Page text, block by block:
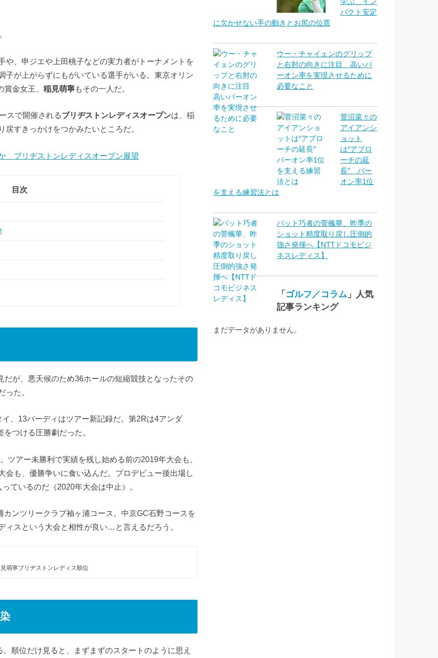
や、申ジエや上田桃子などの実力者がトーナメントを
子が上がらずにもがいている選手がいる。東京オリン
金女王、 稲見萌寧もその一人だ。
スで開催されるブリヂストンレディスオープンは、稲
すきっかけをつかみたいところだ。
ブリヂストンレディスオープン展望
目次
が、悪天候のため36ホールの短縮競技となったその
った。
、13バーディはツアー新記録だ。第2Rは4アンダ
つける圧勝劇だった。
ツアー未勝利で実績を残し始める前の2019年大会も、
会も、優勝争いに食い込んだ。プロデビュー後出場し
ているのだ（2020年大会は中止）。
ンツリークラブ袖ヶ浦コース。中京GC石野コースを
ィスという大会と相性が良い…と言えるだろう。
萌寧ブリヂストンレディス順位
順位だけ見ると、まずまずのスタートのように思え
パクト安定
に欠かせない手の動きとお尻の位置
ウー・チャイェンのグリップ
と右肘の向きに注目 高いパ
ーオン率を実現させるために
必要なこと
菅沼菜々の
アイアンシ
ョット
は“アプロ
ーチの延
長” パー
オン率1位
を支える練習法とは
パット巧者の菅楓華、昨季の
ショット精度取り戻し圧倒的
強さ発揮へ【NTTドコモビジ
ネスレディス】
「 ゴルフ／コラム 」人気
記事ランキング
まだデータがありません。